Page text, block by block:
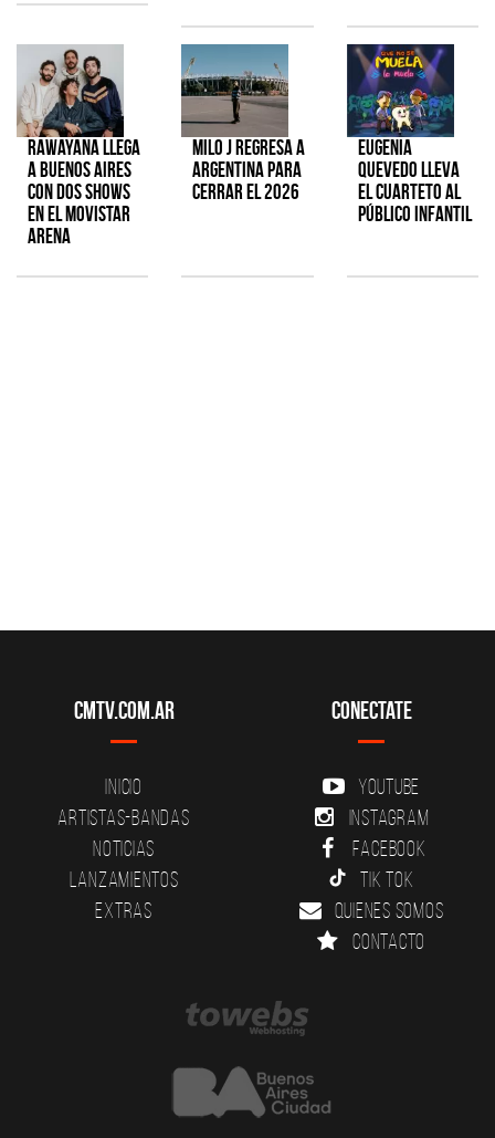
Rawayana llega
a Buenos Aires
con dos shows
en el Movistar
Arena
Milo J regresa a
Argentina para
cerrar el 2026
Eugenia
Quevedo lleva
el cuarteto al
público infantil
CMTV.com.ar
Inicio
Artistas-Bandas
Noticias
Lanzamientos
Extras
Conectate
YouTube
Instagram
Facebook
Tik Tok
Quienes somos
Contacto